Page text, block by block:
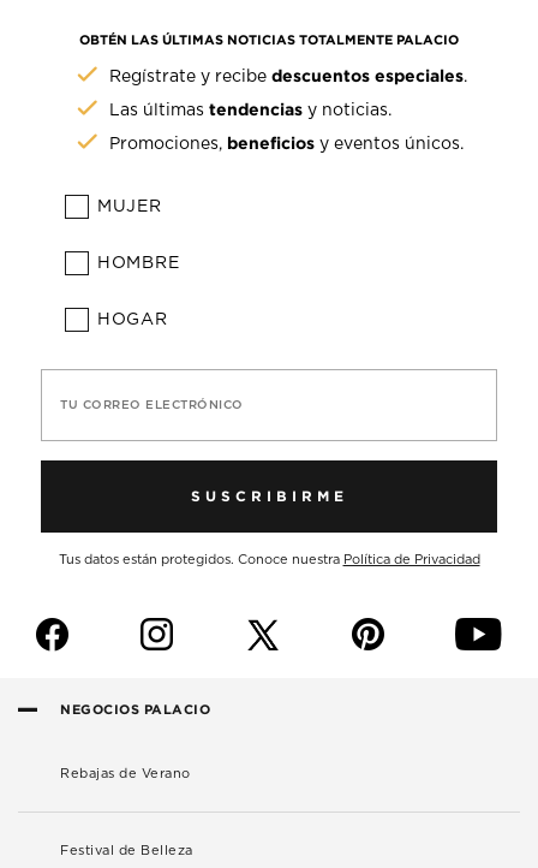
OBTÉN LAS ÚLTIMAS NOTICIAS TOTALMENTE PALACIO
Regístrate y recibedescuentos especiales.
Las últimastendencias y noticias.
Promociones, beneficios y eventos únicos.
MUJER
HOMBRE
HOGAR
TU CORREO ELECTRÓNICO
SUSCRIBIRME
Tus datos están protegidos. Conoce nuestra Política de Privacidad
f i p y
NEGOCIOS PALACIO
Rebajas de Verano
Festival de Belleza